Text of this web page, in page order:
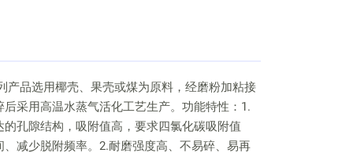
产品选用椰壳、果壳或煤为原料，经磨粉加粘接
采用高温水蒸气活化工艺生产。功能特性：1.
的孔隙结构，吸附值高，要求四氯化碳吸附值
、减少脱附频率。2.耐磨强度高、不易碎、易再